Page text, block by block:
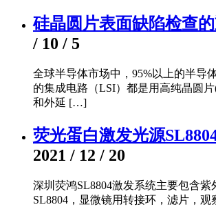
硅晶圆片表面缺陷检查
/ 10 / 5
全球半导体市场中，95%以上的半导
的集成电路（LSI）都是用高纯晶圆
和外延 […]
荧光蛋白激发光源
2021 / 12 / 20
深圳荧鸿SL8804激发系统主要包含紫
SL8804，显微镜用转接环，滤片，观